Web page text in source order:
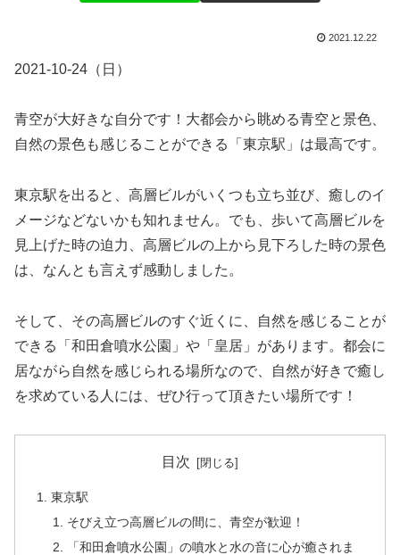
2021.12.22
2021-10-24（日）
青空が大好きな自分です！大都会から眺める青空と景色、
自然の景色も感じることができる「東京駅」は最高です。
東京駅を出ると、高層ビルがいくつも立ち並び、癒しのイ
メージなどないかも知れません。でも、歩いて高層ビルを
見上げた時の迫力、高層ビルの上から見下ろした時の景色
は、なんとも言えず感動しました。
そして、その高層ビルのすぐ近くに、自然を感じることが
できる「和田倉噴水公園」や「皇居」があります。都会に
居ながら自然を感じられる場所なので、自然が好きで癒し
を求めている人には、ぜひ行って頂きたい場所です！
目次
東京駅
そびえ立つ高層ビルの間に、青空が歓迎！
「和田倉噴水公園」の噴水と水の音に心が癒されま